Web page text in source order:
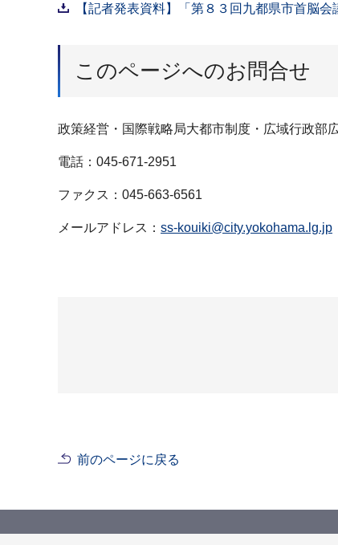
【記者発表資料】「第８３回九都県市首脳
このページへのお問合せ
政策経営・国際戦略局大都市制度・広域行政部
電話：045-671-2951
ファクス：045-663-6561
メールアドレス： ss-kouiki@city.yokohama.lg.jp
前のページに戻る